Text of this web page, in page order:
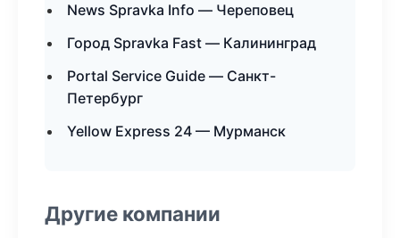
News Spravka Info — Череповец
Город Spravka Fast — Калининград
Portal Service Guide — Санкт-
Петербург
Yellow Express 24 — Мурманск
Другие компании